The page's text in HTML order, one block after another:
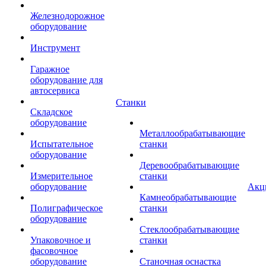
Железнодорожное
оборудование
Инструмент
Гаражное
оборудование для
автосервиса
Складское
оборудование
Испытательное
оборудование
Измерительное
оборудование
Полиграфическое
оборудование
Упаковочное и
фасовочное
оборудование
Станки
Металлообрабатывающие
станки
Деревообрабатывающие
станки
Камнеобрабатывающие
станки
Стеклообрабатывающие
станки
Станочная оснастка